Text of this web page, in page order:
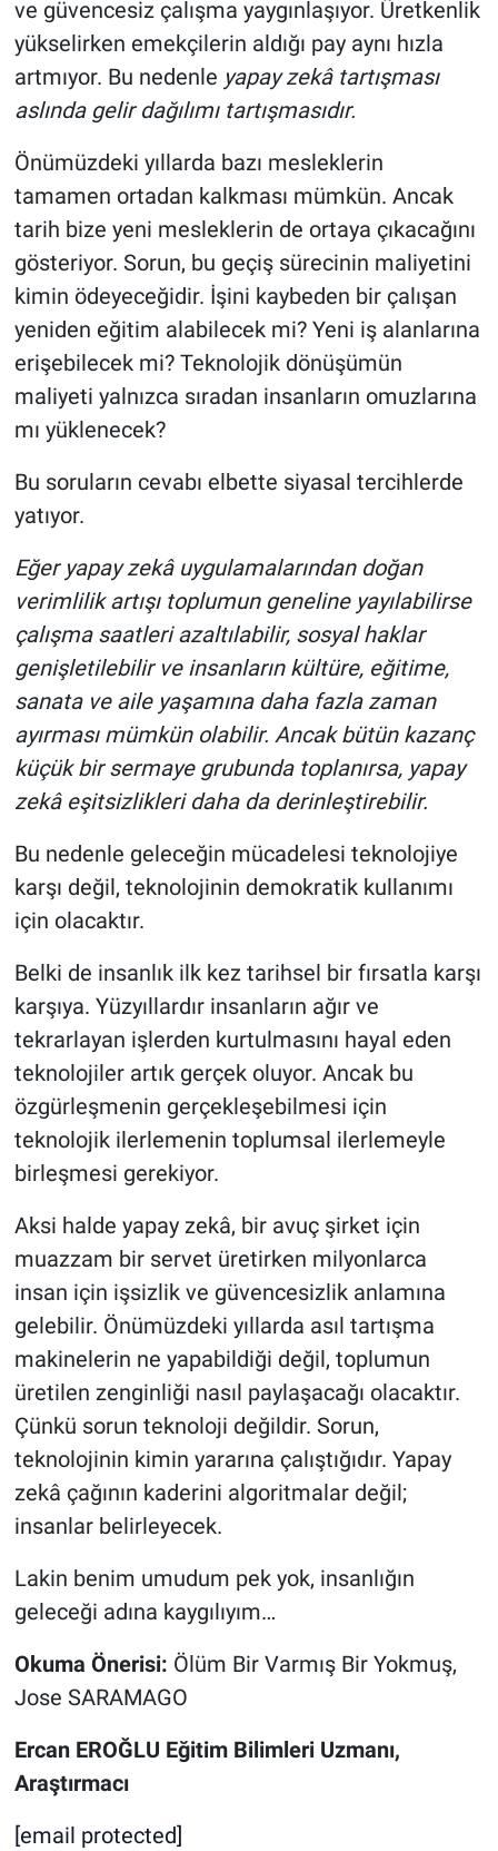
ve güvencesiz çalışma yaygınlaşıyor. Üretkenlik
yükselirken emekçilerin aldığı pay aynı hızla
artmıyor. Bu nedenle yapay zekâ tartışması
aslında gelir dağılımı tartışmasıdır.
Önümüzdeki yıllarda bazı mesleklerin
tamamen ortadan kalkması mümkün. Ancak
tarih bize yeni mesleklerin de ortaya çıkacağını
gösteriyor. Sorun, bu geçiş sürecinin maliyetini
kimin ödeyeceğidir. İşini kaybeden bir çalışan
yeniden eğitim alabilecek mi? Yeni iş alanlarına
erişebilecek mi? Teknolojik dönüşümün
maliyeti yalnızca sıradan insanların omuzlarına
mı yüklenecek?
Bu soruların cevabı elbette siyasal tercihlerde
yatıyor.
Eğer yapay zekâ uygulamalarından doğan
verimlilik artışı toplumun geneline yayılabilirse
çalışma saatleri azaltılabilir, sosyal haklar
genişletilebilir ve insanların kültüre, eğitime,
sanata ve aile yaşamına daha fazla zaman
ayırması mümkün olabilir. Ancak bütün kazanç
küçük bir sermaye grubunda toplanırsa, yapay
zekâ eşitsizlikleri daha da derinleştirebilir.
Bu nedenle geleceğin mücadelesi teknolojiye
karşı değil, teknolojinin demokratik kullanımı
için olacaktır.
Belki de insanlık ilk kez tarihsel bir fırsatla karşı
karşıya. Yüzyıllardır insanların ağır ve
tekrarlayan işlerden kurtulmasını hayal eden
teknolojiler artık gerçek oluyor. Ancak bu
özgürleşmenin gerçekleşebilmesi için
teknolojik ilerlemenin toplumsal ilerlemeyle
birleşmesi gerekiyor.
Aksi halde yapay zekâ, bir avuç şirket için
muazzam bir servet üretirken milyonlarca
insan için işsizlik ve güvencesizlik anlamına
gelebilir. Önümüzdeki yıllarda asıl tartışma
makinelerin ne yapabildiği değil, toplumun
üretilen zenginliği nasıl paylaşacağı olacaktır.
Çünkü sorun teknoloji değildir. Sorun,
teknolojinin kimin yararına çalıştığıdır. Yapay
zekâ çağının kaderini algoritmalar değil;
insanlar belirleyecek.
Lakin benim umudum pek yok, insanlığın
geleceği adına kaygılıyım…
Okuma Önerisi: Ölüm Bir Varmış Bir Yokmuş,
Jose SARAMAGO
Ercan EROĞLU Eğitim Bilimleri Uzmanı,
Araştırmacı
[email protected]